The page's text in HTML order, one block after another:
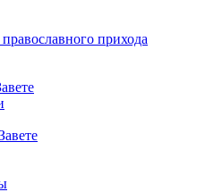
прихода